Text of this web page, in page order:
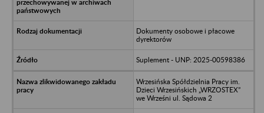
Dokumenty osobowe i płacowe
dyrektorów
Suplement - UNP: 2025-00598386
Wrzesińska Spółdzielnia Pracy im.
Dzieci Wrzesińskich „WRZOSTEX”
we Wrześni ul. Sądowa 2